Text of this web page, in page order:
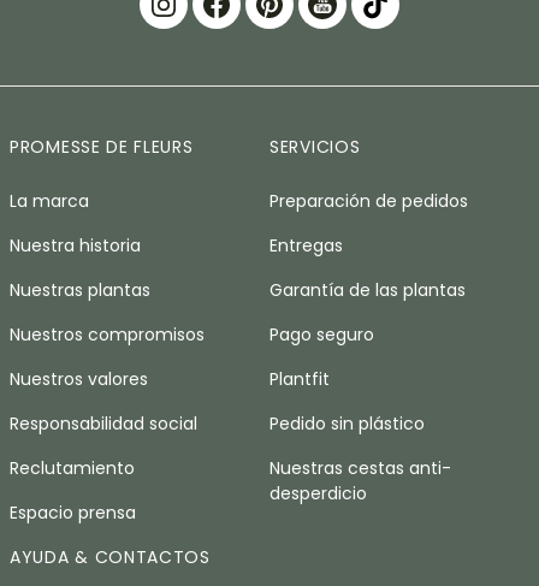
PROMESSE DE FLEURS
La marca
Nuestra historia
Nuestras plantas
Nuestros compromisos
Nuestros valores
Responsabilidad social
Reclutamiento
Espacio prensa
SERVICIOS
Preparación de pedidos
Entregas
Garantía de las plantas
Pago seguro
Plantfit
Pedido sin plástico
Nuestras cestas anti-
desperdicio
AYUDA & CONTACTOS